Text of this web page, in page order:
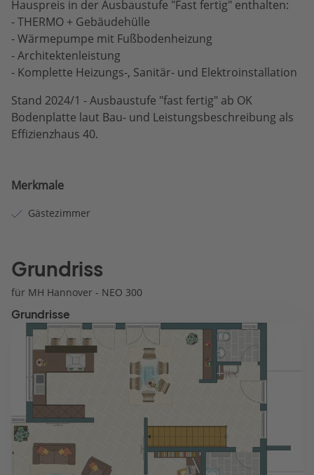
Hauspreis in der Ausbaustufe "Fast fertig" enthalten:
- THERMO + Gebäudehülle
- Wärmepumpe mit Fußbodenheizung
- Architektenleistung
- Komplette Heizungs-, Sanitär- und Elektroinstallation
Stand 2024/1 - Ausbaustufe "fast fertig" ab OK
Bodenplatte laut Bau- und Leistungsbeschreibung als
Effizienzhaus 40.
Merkmale
Gästezimmer
Grundriss
für MH Hannover - NEO 300
Grundrisse